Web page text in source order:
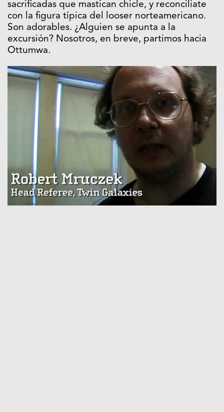
sacrificadas que mastican chicle, y reconciliate
con la figura típica del looser norteamericano.
Son adorables. ¿Alguien se apunta a la
excursión? Nosotros, en breve, partimos hacia
Ottumwa.